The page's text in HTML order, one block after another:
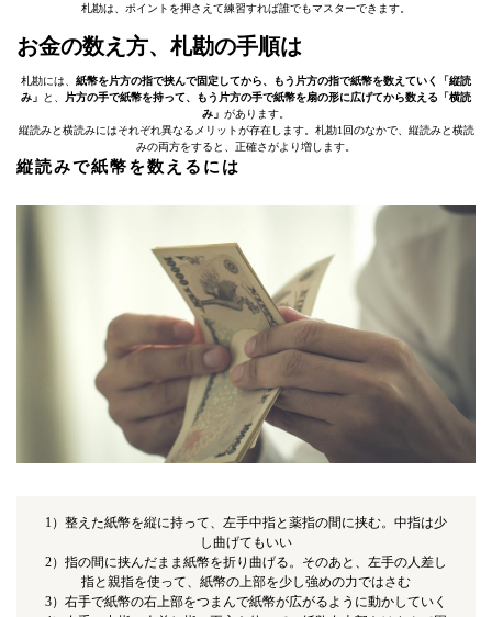
札勘は、ポイントを押さえて練習すれば誰でもマスターできます。
お金の数え方、札勘の手順は
札勘には、 紙幣を片方の指で挟んで固定してから、もう片方の指で紙幣を数えていく「縦読
み」
と、
片方の手で紙幣を持って、もう片方の手で紙幣を扇の形に広げてから数える「横読
み」 があります。
縦読みと横読みにはそれぞれ異なるメリットが存在します。札勘1回のなかで、縦読みと横読
みの両方をすると、正確さがより増します。
縦読みで紙幣を数えるには
1）整えた紙幣を縦に持って、左手中指と薬指の間に挟む。中指は少
し曲げてもいい
2）指の間に挟んだまま紙幣を折り曲げる。そのあと、左手の人差し
指と親指を使って、紙幣の上部を少し強めの力ではさむ
3）右手で紙幣の右上部をつまんで紙幣が広がるように動かしていく